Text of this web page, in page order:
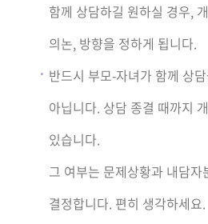
함께 상담하길 원하실 경우,
의논, 방향을 정하게 됩니다.
반드시 부모-자녀가 함께 상
아닙니다. 상담 종결 때까지
있습니다.
그 여부는 문제상황과 내담
결정합니다. 편히 생각하세요.